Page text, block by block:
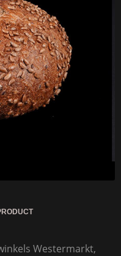
Westermarkt,